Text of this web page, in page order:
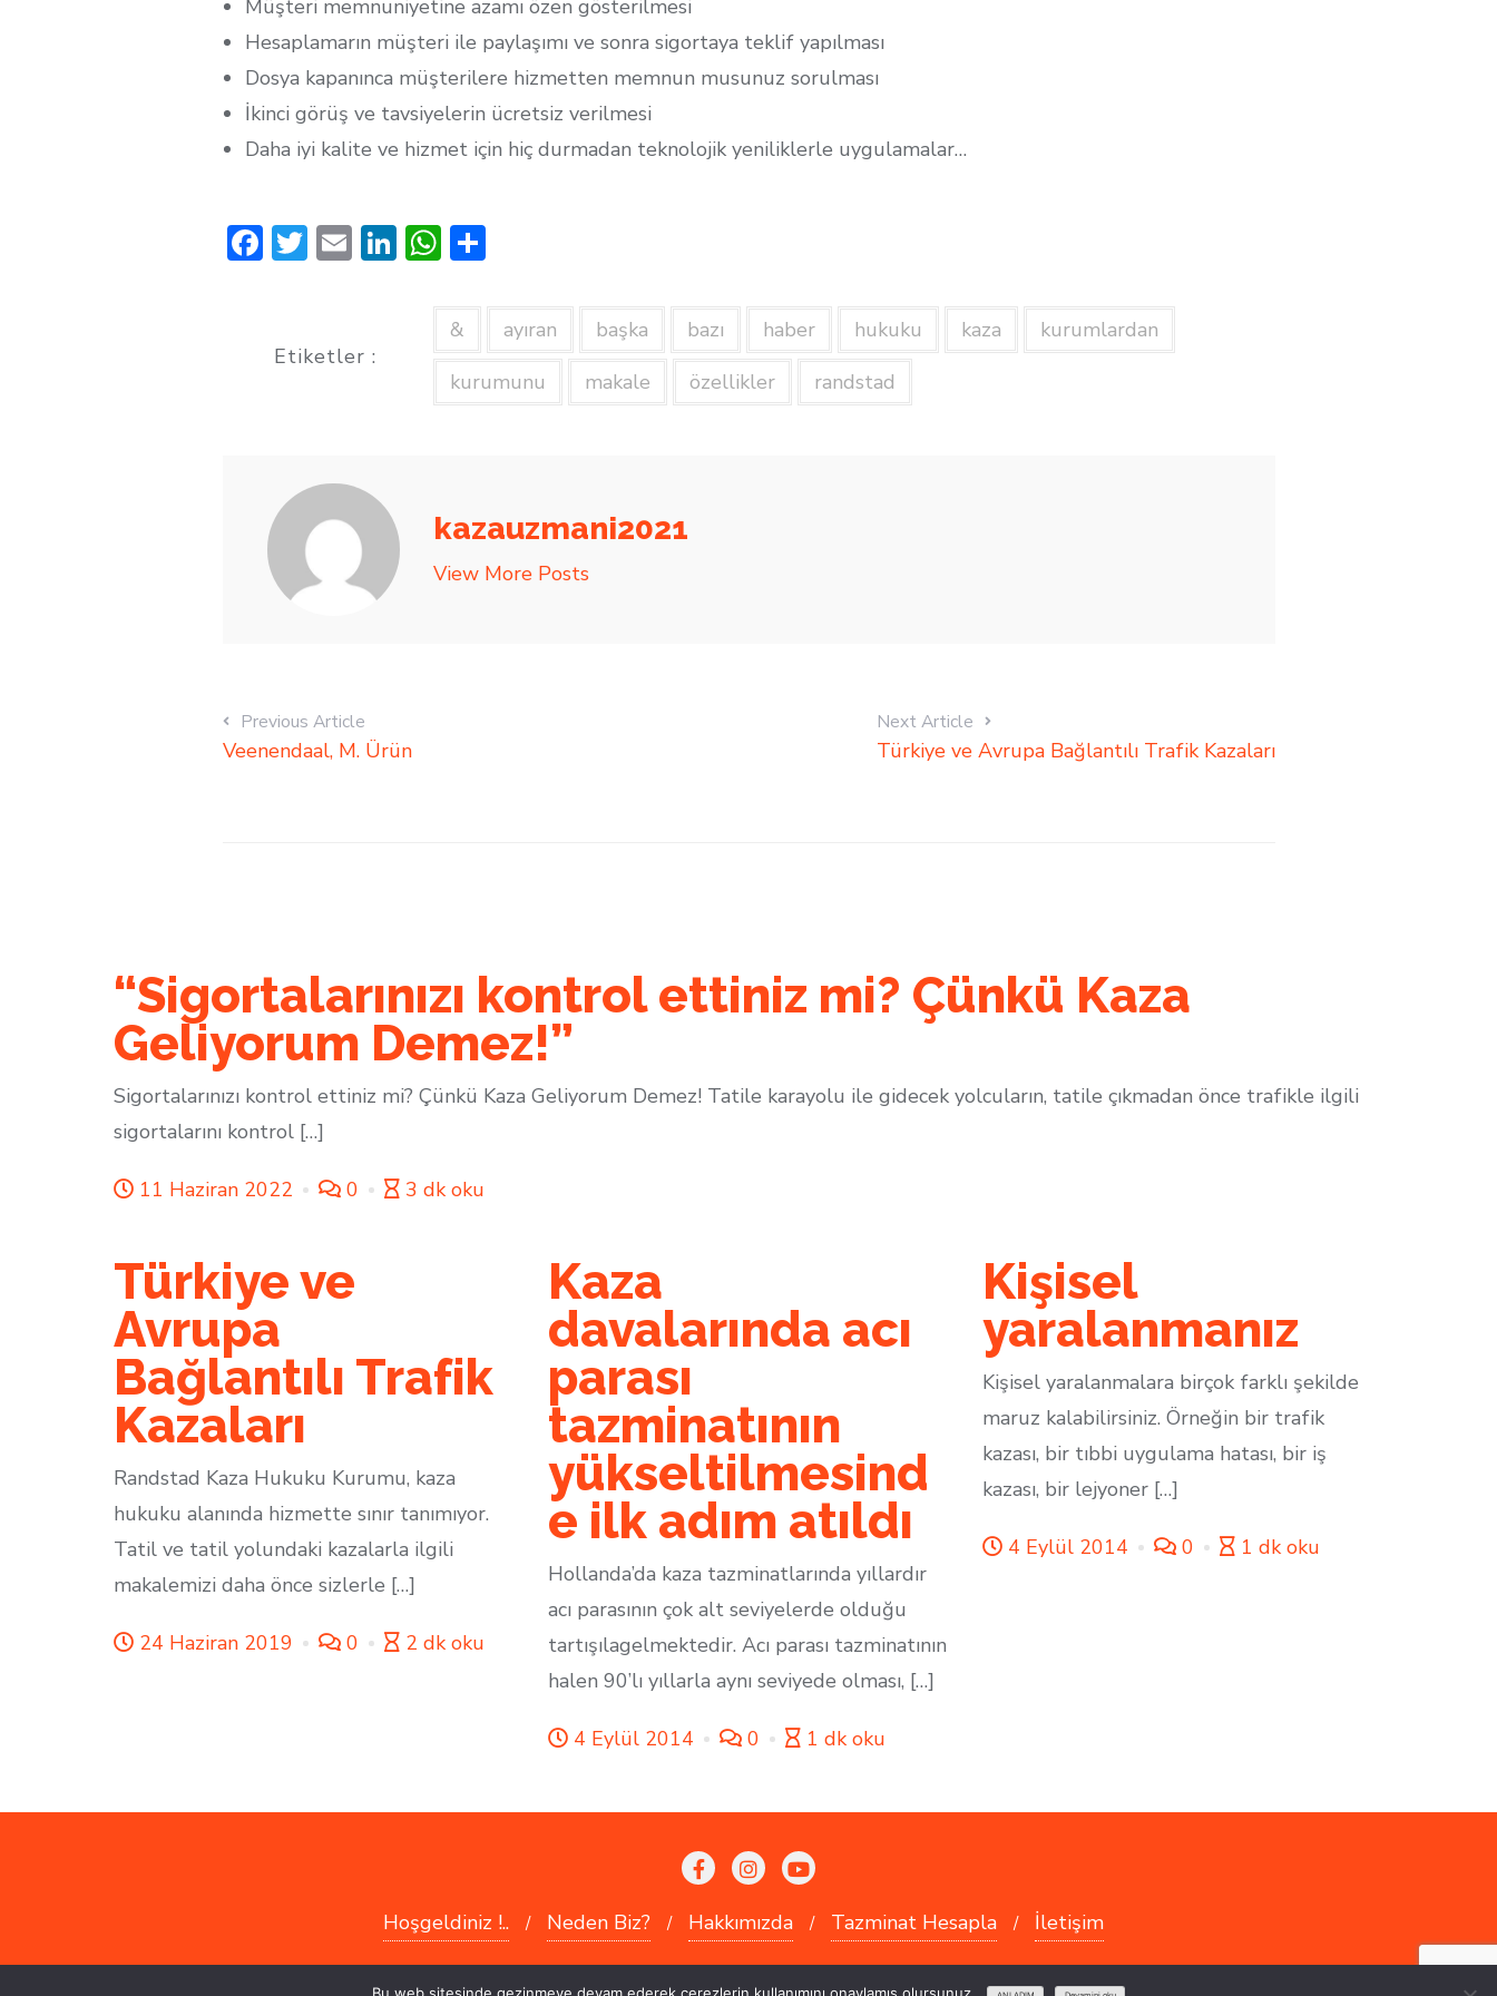
Müşteri memnuniyetine azamı özen gösterilmesi
Hesaplamarın müşteri ile paylaşımı ve sonra sigortaya teklif yapılması
Dosya kapanınca müşterilere hizmetten memnun musunuz sorulması
İkinci görüş ve tavsiyelerin ücretsiz verilmesi
Daha iyi kalite ve hizmet için hiç durmadan teknolojik yeniliklerle uygulamalar…
F
b
T
te
E
l
Li W
at
s
A
S
ar
e
Etiketler :
& ayıran başka bazı haber hukuku kaza
kurumlardan
kurumunu
makale özellikler randstad
kazauzmani2021
View More Posts
Previous Article
Veenendaal, M. Ürün
Next Article
Türkiye ve Avrupa Bağlantılı Trafik Kazaları
“Sigortalarınızı kontrol ettiniz mi? Çünkü Kaza
Geliyorum Demez!”
Sigortalarınızı kontrol ettiniz mi? Çünkü Kaza Geliyorum Demez! Tatile karayolu ile gidecek yolcuların, tatile çıkmadan önce trafikle ilgili
sigortalarını kontrol […]
11 Haziran 2022 0 3 dk oku
Türkiye ve
Avrupa
Bağlantılı Trafik
Kazaları
Randstad Kaza Hukuku Kurumu, kaza
hukuku alanında hizmette sınır tanımıyor.
Tatil ve tatil yolundaki kazalarla ilgili
makalemizi daha önce sizlerle […]
24 Haziran 2019 0 2 dk oku
Kaza
davalarında acı
parası
tazminatının
yükseltilmesind
e ilk adım atıldı
Hollanda’da kaza tazminatlarında yıllardır
acı parasının çok alt seviyelerde olduğu
tartışılagelmektedir. Acı parası tazminatının
halen 90’lı yıllarla aynı seviyede olması, […]
4 Eylül 2014 0 1 dk oku
Kişisel
yaralanmanız
Kişisel yaralanmalara birçok farklı şekilde
maruz kalabilirsiniz. Örneğin bir trafik
kazası, bir tıbbi uygulama hatası, bir iş
kazası, bir lejyoner […]
4 Eylül 2014 0 1 dk oku
Hoşgeldiniz !.. Neden Biz? Hakkımızda Tazminat Hesapla
İletişim